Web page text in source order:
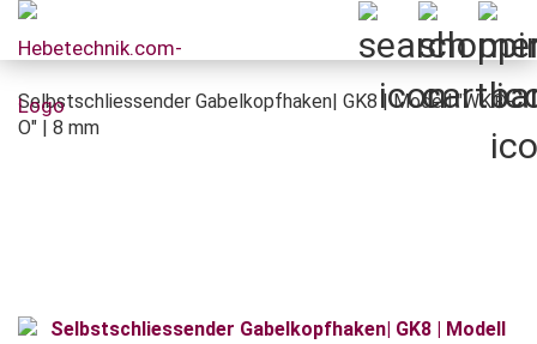
Selbstschliessender Gabelkopfhaken| GK8 | Modell "WK®-
O" | 8 mm